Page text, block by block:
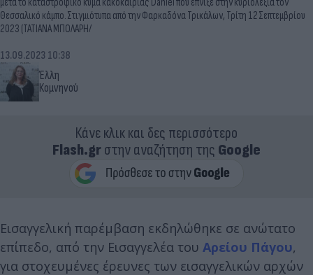
Θεσσαλικό κάμπο. Στιγμιότυπα από την Φαρκαδόνα Τρικάλων, Τρίτη 12 Σεπτεμβρίου
2023 (ΤΑΤΙΑΝΑ ΜΠΟΛΑΡΗ/
Έλλη
Κομνηνού
13.09.2023 10:38
Κάνε κλικ και δες περισσότερο
Flash.grστην αναζήτηση της Google
Εισαγγελική παρέμβαση εκδηλώθηκε σε ανώτατο
επίπεδο, από την Εισαγγελέα του Αρείου Πάγου,
για στοχευμένες έρευνες των εισαγγελικών αρχών